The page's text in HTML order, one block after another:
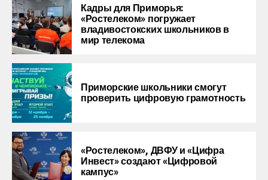
Кадры для Приморья:
«Ростелеком» погружает
владивостокских школьников в
мир телекома
Приморские школьники смогут
проверить цифровую грамотность
«Ростелеком», ДВФУ и «Цифра
Инвест» создают «Цифровой
кампус»